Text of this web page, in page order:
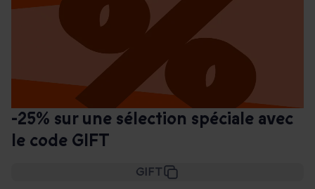
-25% sur une sélection spéciale avec
le code GIFT
GIFT